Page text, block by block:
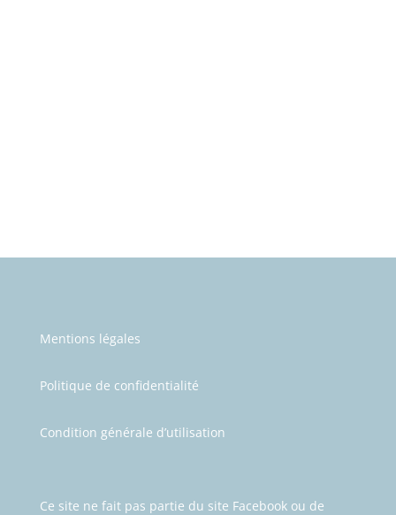
Mentions légales
Politique de confidentialité
Condition générale d’utilisation
Ce site ne fait pas partie du site Facebook ou de